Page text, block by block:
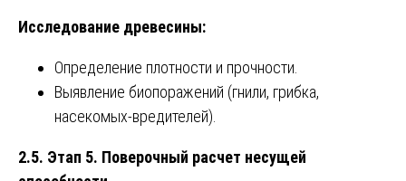
Исследование древесины:
Определение плотности и прочности.
Выявление биопоражений (гнили, грибка,
насекомых-вредителей).
2.5. Этап 5. Поверочный расчет несущей